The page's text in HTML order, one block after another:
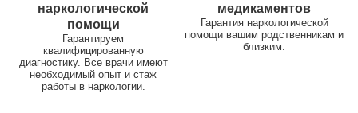
наркологической
помощи
Гарантируем
квалифицированную
диагностику. Все врачи имеют
необходимый опыт и стаж
работы в наркологии.
медикаментов
Гарантия наркологической
помощи вашим родственникам и
близким.